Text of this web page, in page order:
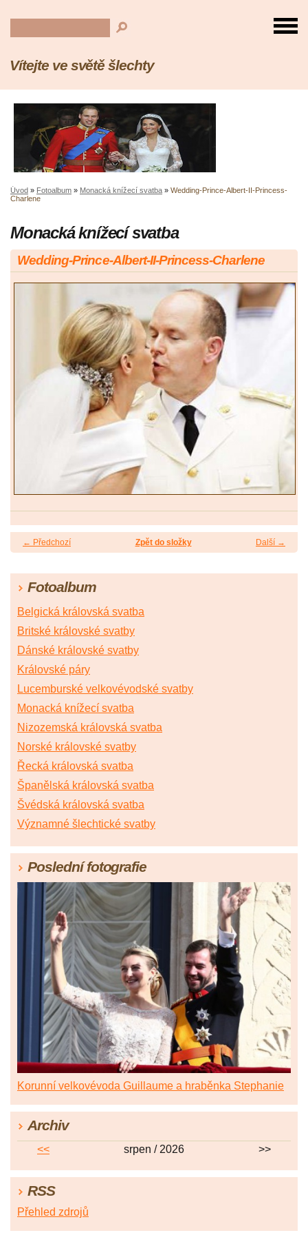
Vítejte ve světě šlechty
Úvod » Fotoalbum » Monacká knížecí svatba » Wedding-Prince-Albert-II-Princess-
Charlene
Monacká knížecí svatba
Wedding-Prince-Albert-II-Princess-Charlene
← Předchozí Další →
Zpět do složky
Fotoalbum
Belgická královská svatba
Britské královské svatby
Dánské královské svatby
Královské páry
Lucemburské velkovévodské svatby
Monacká knížecí svatba
Nizozemská královská svatba
Norské královské svatby
Řecká královská svatba
Španělská královská svatba
Švédská královská svatba
Významné šlechtické svatby
Poslední fotografie
Korunní velkovévoda Guillaume a hraběnka Stephanie
Archiv
<< srpen / 2026 >>
RSS
Přehled zdrojů